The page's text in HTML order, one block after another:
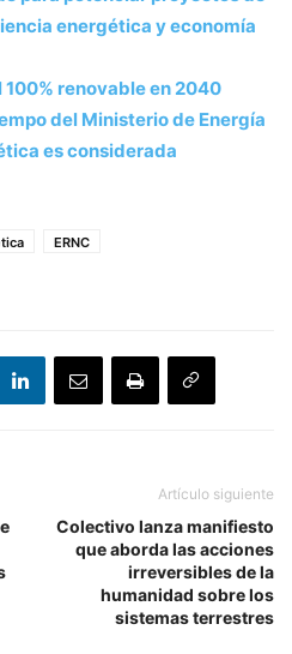
energética y economía
renovable en 2040
del Ministerio de Energía
es considerada
ERNC
Artículo siguiente
Colectivo lanza manifiesto
que aborda las acciones
irreversibles de la
humanidad sobre los
sistemas terrestres